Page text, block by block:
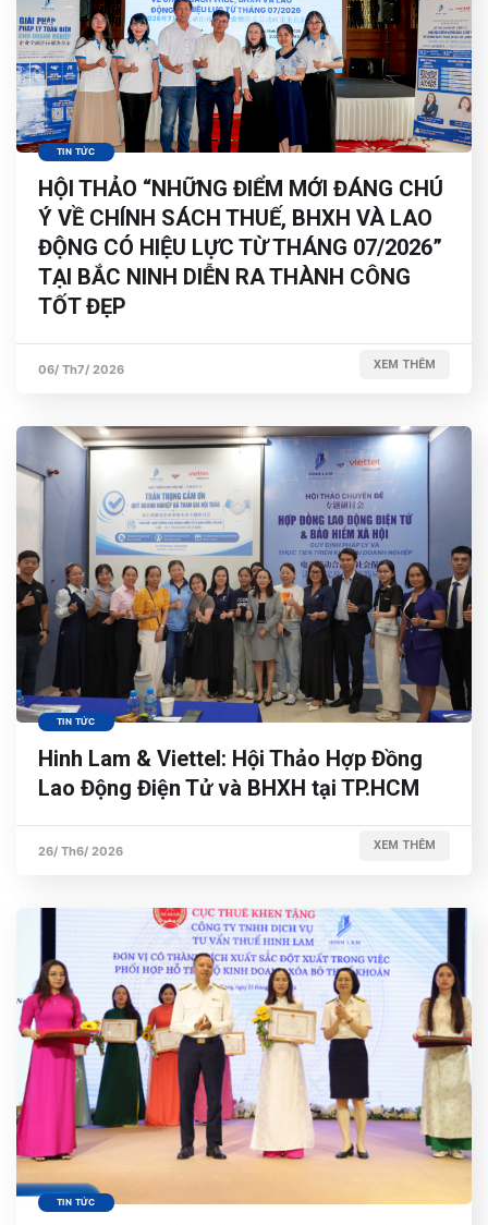
TIN TỨC
HỘI THẢO “NHỮNG ĐIỂM MỚI ĐÁNG CHÚ
Ý VỀ CHÍNH SÁCH THUẾ, BHXH VÀ LAO
ĐỘNG CÓ HIỆU LỰC TỪ THÁNG 07/2026”
TẠI BẮC NINH DIỄN RA THÀNH CÔNG
TỐT ĐẸP
06/ Th7/ 2026 XEM THÊM
TIN TỨC
Hinh Lam & Viettel: Hội Thảo Hợp Đồng
Lao Động Điện Tử và BHXH tại TP.HCM
26/ Th6/ 2026 XEM THÊM
TIN TỨC